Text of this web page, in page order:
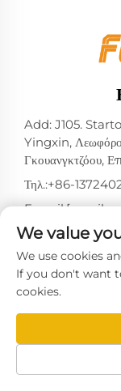
Add: J105.
Yingxin,
Γκουανγκτζόου,
Τηλ.:+86-
E-mail:[email
Πνευματικά
Xinyingjia
We value
We use cookies
If you don't want
cookies.